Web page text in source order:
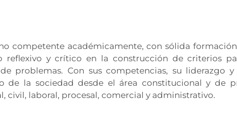
competente académicamente, con sólida
reflexivo y crítico en la construcción de criterios
problemas. Con sus competencias, su liderazgo
de la sociedad desde el área constitucional y de
civil, laboral, procesal, comercial y administrativo.